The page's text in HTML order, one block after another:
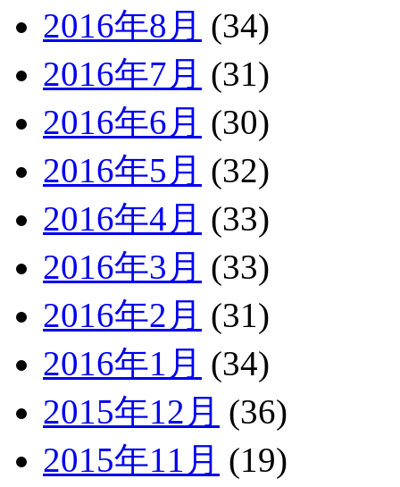
2016年8月 (34)
2016年7月 (31)
2016年6月 (30)
2016年5月 (32)
2016年4月 (33)
2016年3月 (33)
2016年2月 (31)
2016年1月 (34)
2015年12月 (36)
2015年11月 (19)